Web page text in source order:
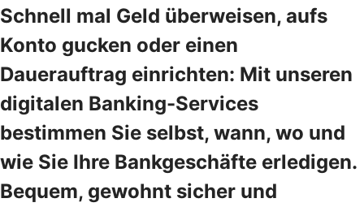
Schnell mal Geld überweisen, aufs
Konto gucken oder einen
Dauerauftrag einrichten: Mit unseren
digitalen Banking-Services
bestimmen Sie selbst, wann, wo und
wie Sie Ihre Bankgeschäfte erledigen.
Bequem, gewohnt sicher und